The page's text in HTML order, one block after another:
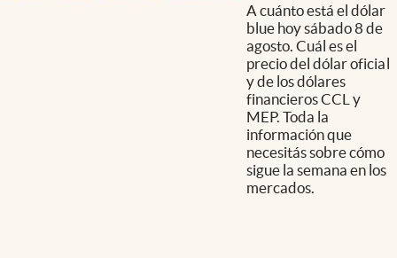
A cuánto está el dólar
blue hoy sábado 8 de
agosto. Cuál es el
precio del dólar oficial
y de los dólares
financieros CCL y
MEP. Toda la
información que
necesitás sobre cómo
sigue la semana en los
mercados.